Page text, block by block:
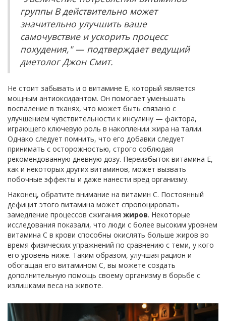
группы B действительно может
значительно улучшить ваше
самочувствие и ускорить процесс
похудения," — подтверждает ведущий
диетолог Джон Смит.
Не стоит забывать и о витамине E, который является
мощным антиоксидантом. Он помогает уменьшать
воспаление в тканях, что может быть связано с
улучшением чувствительности к инсулину — фактора,
играющего ключевую роль в накоплении жира на талии.
Однако следует помнить, что его добавки следует
принимать с осторожностью, строго соблюдая
рекомендованную дневную дозу. Переизбыток витамина E,
как и некоторых других витаминов, может вызвать
побочные эффекты и даже нанести вред организму.
Наконец, обратите внимание на витамин C. Постоянный
дефицит этого витамина может спровоцировать
замедление процессов сжигания жиров. Некоторые
исследования показали, что люди с более высоким уровнем
витамина C в крови способны окислять больше жиров во
время физических упражнений по сравнению с теми, у кого
его уровень ниже. Таким образом, улучшая рацион и
обогащая его витамином C, вы можете создать
дополнительную помощь своему организму в борьбе с
излишками веса на животе.